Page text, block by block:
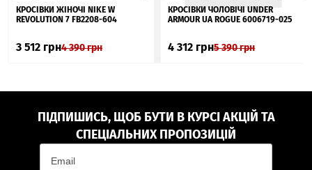
▲
КРОСІВКИ ЖІНОЧІ NIKE W
REVOLUTION 7 FB2208-604
3 512 грн4 390грн
КРОСІВКИ ЧОЛОВІЧІ UNDER
ARMOUR UA ROGUE 6006719-025
4 312 грн5 390грн
ПІДПИШИСЬ, ЩОБ БУТИ В КУРСІ АКЦІЙ ТА
СПЕЦІАЛЬНИХ ПРОПОЗИЦІЙ